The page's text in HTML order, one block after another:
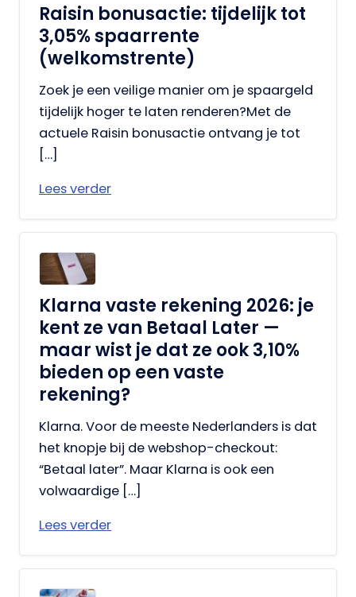
Raisin bonusactie: tijdelijk tot
3,05% spaarrente
(welkomstrente)
Zoek je een veilige manier om je spaargeld
tijdelijk hoger te laten renderen?Met de
actuele Raisin bonusactie ontvang je tot
[…]
Lees verder
Klarna vaste rekening 2026: je
kent ze van Betaal Later —
maar wist je dat ze ook 3,10%
bieden op een vaste
rekening?
Klarna. Voor de meeste Nederlanders is dat
het knopje bij de webshop-checkout:
“Betaal later”. Maar Klarna is ook een
volwaardige […]
Lees verder